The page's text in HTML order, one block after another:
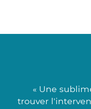
« Une
trouver